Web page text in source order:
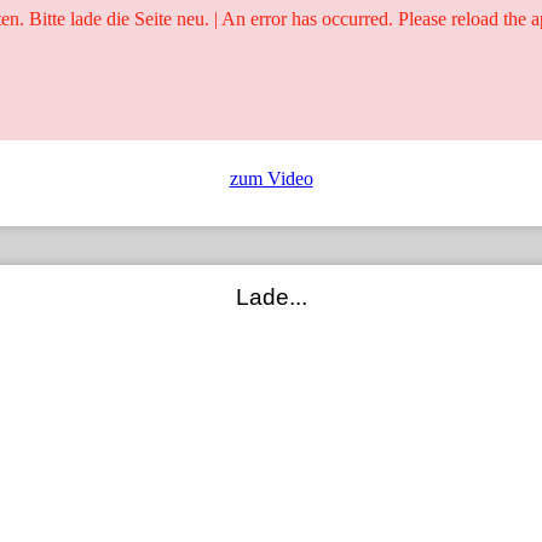
zum Video
Lade...
Bitte lade die Seite neu. | An error has occurred. Please reload the